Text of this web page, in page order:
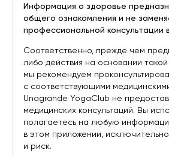
Информация о здоровье
общего ознакомления и не
профессиональной консультации
Соответственно, прежде чем
либо действия на основании
мы рекомендуем
с соответствующими
Unagrande YogaClub не
медицинских консультаций. Вы
полагаетесь на любую
в этом приложении,
и риск.